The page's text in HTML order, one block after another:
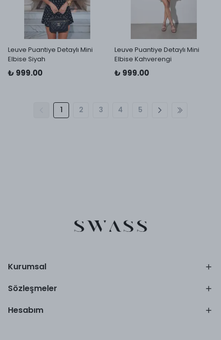
Leuve Puantiye Detaylı Mini
Elbise Siyah
₺ 999.00
Leuve Puantiye Detaylı Mini
Elbise Kahverengi
₺ 999.00
1 2 3 4 5
Kurumsal
Sözleşmeler
Hesabım